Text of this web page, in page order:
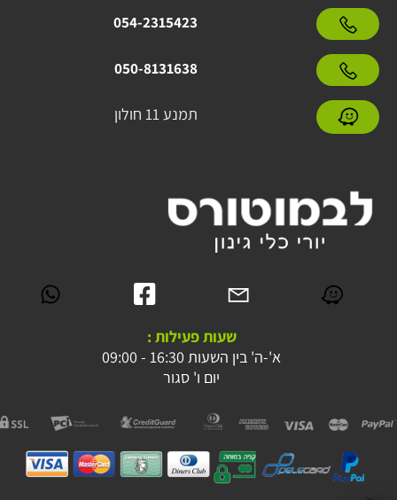
054-2315423
050-8131638
תמנע 11 חולון
שעות פעילות :
א'-ה' בין השעות 16:30 - 09:00
יום ו' סגור